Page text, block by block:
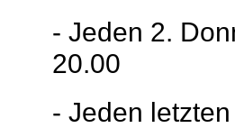
- Jeden 2.
20.00
- Jeden